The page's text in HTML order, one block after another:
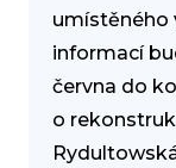
umístěného
informací
června do
o